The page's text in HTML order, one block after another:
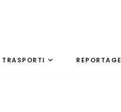
TRASPORTI REPORTAGE